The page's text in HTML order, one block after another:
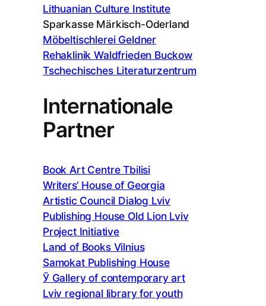
Lithuanian Culture Institute
Sparkasse Märkisch-Oderland
Möbeltischlerei Geldner
Rehaklinik Waldfrieden Buckow
Tschechisches Literaturzentrum
Internationale
Partner
Book Art Centre Tbilisi
Writers‘ House of Georgia
Artistic Council Dialog Lviv
Publishing House Old Lion Lviv
Project Initiative
Land of Books Vilnius
Samokat Publishing House
Ў Gallery of contemporary art
Lviv regional library for youth